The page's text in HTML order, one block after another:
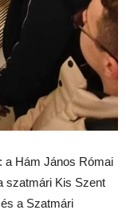
a Hám János Római
szatmári Kis Szent
a Szatmári